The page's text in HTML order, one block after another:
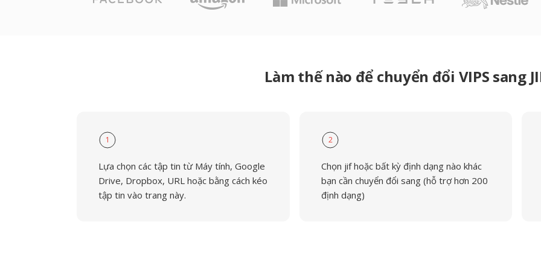
Làm thế nào để chuyển đổi VIPS sang
1
Lựa chọn các tập tin từ Máy tính, Google
Drive, Dropbox, URL hoặc bằng cách kéo
tập tin vào trang này.
2
Chọn jif hoặc bất kỳ định dạng nào khác
bạn cần chuyển đổi sang (hỗ trợ hơn 200
định dạng)